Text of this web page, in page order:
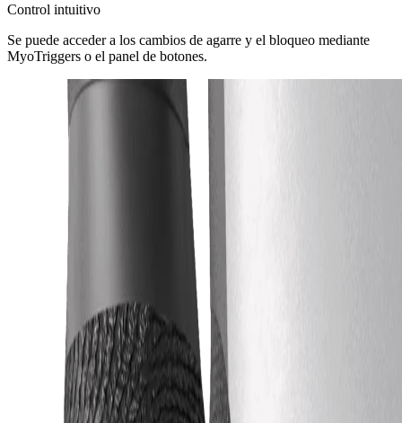
Control intuitivo
Se puede acceder a los cambios de agarre y el bloqueo mediante
MyoTriggers o el panel de botones.